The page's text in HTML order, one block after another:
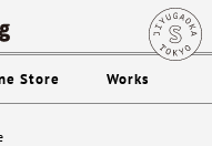
Store Works